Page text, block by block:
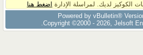
الكوكيز لديك. لمراسلة الإدارة اضغط هنا
Powered by vBulletin®
Copyright ©2000 - 2026, Jelsoft